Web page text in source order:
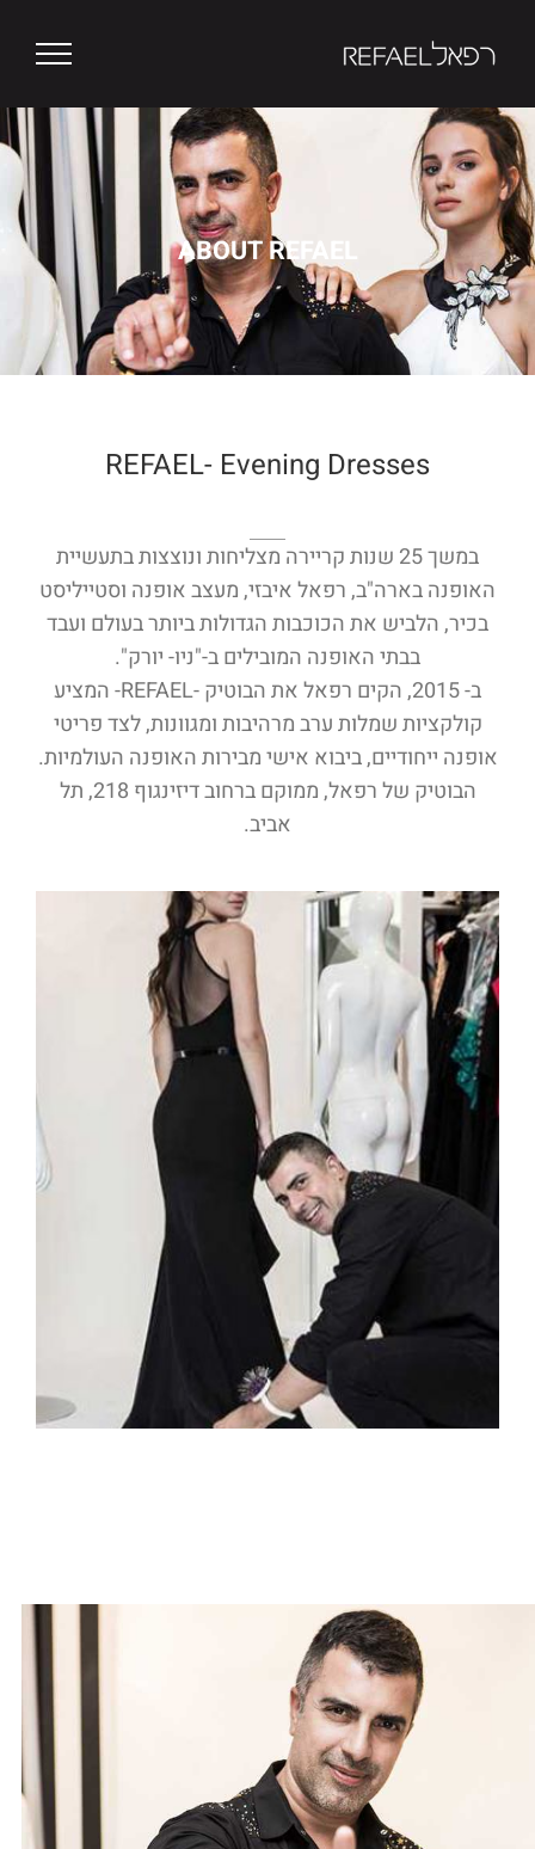
content
ABOUT REFAEL
REFAEL- Evening Dresses
במשך 25 שנות קריירה מצליחות ונוצצות בתעשיית
האופנה בארה"ב, רפאל איבזי, מעצב אופנה וסטייליסט
בכיר, הלביש את הכוכבות הגדולות ביותר בעולם ועבד
בבתי האופנה המובילים ב-"ניו- יורק".
ב- 2015, הקים רפאל את הבוטיק -REFAEL- המציע
קולקציות שמלות ערב מרהיבות ומגוונות, לצד פריטי
אופנה ייחודיים, ביבוא אישי מבירות האופנה העולמיות.
הבוטיק של רפאל, ממוקם ברחוב דיזינגוף 218, תל
אביב.